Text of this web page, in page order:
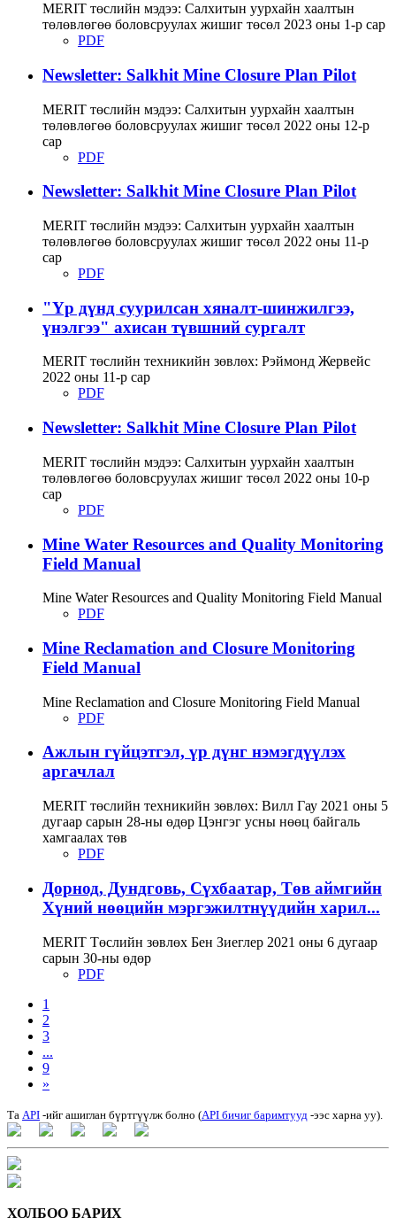
MERIT төслийн мэдээ: Салхитын уурхайн хаалтын
төлөвлөгөө боловсруулах жишиг төсөл 2023 оны 1-р сар
PDF
Newsletter: Salkhit Mine Closure Plan Pilot
MERIT төслийн мэдээ: Салхитын уурхайн хаалтын
төлөвлөгөө боловсруулах жишиг төсөл 2022 оны 12-р
сар
PDF
Newsletter: Salkhit Mine Closure Plan Pilot
MERIT төслийн мэдээ: Салхитын уурхайн хаалтын
төлөвлөгөө боловсруулах жишиг төсөл 2022 оны 11-р
сар
PDF
"Үр дүнд суурилсан хяналт-шинжилгээ,
үнэлгээ" ахисан түвшний сургалт
MERIT төслийн техникийн зөвлөх: Рэймонд Жервейс
2022 оны 11-р сар
PDF
Newsletter: Salkhit Mine Closure Plan Pilot
MERIT төслийн мэдээ: Салхитын уурхайн хаалтын
төлөвлөгөө боловсруулах жишиг төсөл 2022 оны 10-р
сар
PDF
Mine Water Resources and Quality Monitoring
Field Manual
Mine Water Resources and Quality Monitoring Field Manual
PDF
Mine Reclamation and Closure Monitoring
Field Manual
Mine Reclamation and Closure Monitoring Field Manual
PDF
Ажлын гүйцэтгэл, үр дүнг нэмэгдүүлэх
аргачлал
MERIT төслийн техникийн зөвлөх: Вилл Гау 2021 оны 5
дугаар сарын 28-ны өдөр Цэнгэг усны нөөц байгаль
хамгаалах төв
PDF
Дорнод, Дундговь, Сүхбаатар, Төв аймгийн
Хүний нөөцийн мэргэжилтнүүдийн харил...
MERIT Tөслийн зөвлөх Бен Зиеглер 2021 оны 6 дугаар
сарын 30-ны өдөр
PDF
1
2
3
...
9
»
Та API -ийг ашиглан бүртгүүлж болно (API бичиг баримтууд -ээс харна уу).
ХОЛБОО БАРИХ